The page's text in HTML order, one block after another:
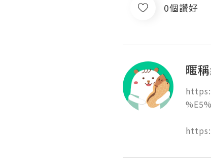
0個讚好
暱